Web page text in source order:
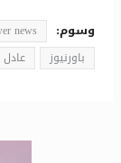
وسوم: news
باورنيوز